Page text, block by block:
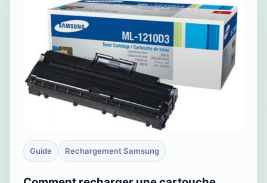
Guide Rechargement Samsung